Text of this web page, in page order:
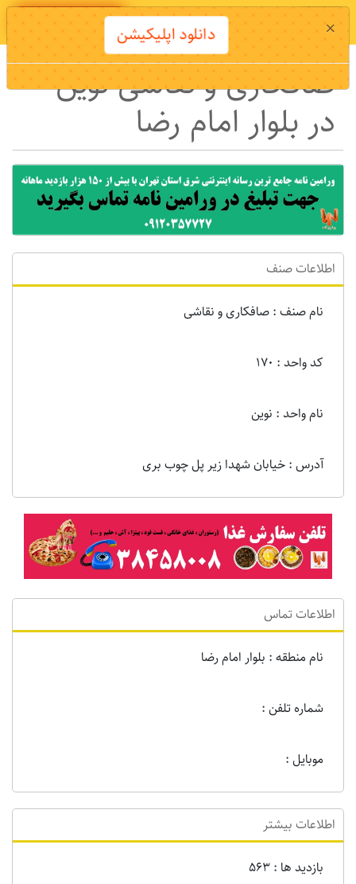
دانلود اپلیکیشن
صافکاری و نقاشی نوین
در بلوار امام رضا
اطلاعات صنف
نام صنف : صافکاری و نقاشی
کد واحد : 170
نام واحد : نوین
آدرس : خیابان شهدا زیر پل چوب بری
اطلاعات تماس
نام منطقه : بلوار امام رضا
شماره تلفن :
موبایل :
اطلاعات بیشتر
بازدید ها : 563
× دانلود اپلیکیشن